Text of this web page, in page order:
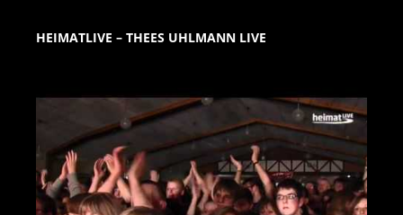
HEIMATLIVE – THEES UHLMANN LIVE